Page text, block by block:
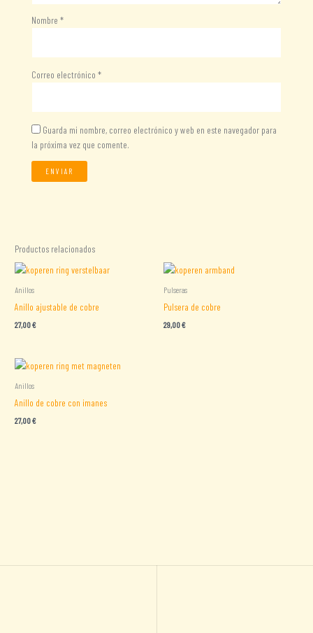
Nombre *
Correo electrónico *
Guarda mi nombre, correo electrónico y web en este navegador para
la próxima vez que comente.
Productos relacionados
Anillos
Anillo ajustable de cobre
27,00€
Pulseras
Pulsera de cobre
29,00€
Anillos
Anillo de cobre con imanes
27,00€